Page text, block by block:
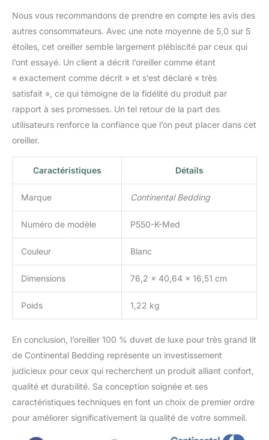
Nous vous recommandons de prendre en compte les avis des
autres consommateurs. Avec une note moyenne de 5,0 sur 5
étoiles, cet oreiller semble largement plébiscité par ceux qui
l’ont essayé. Un client a décrit l’oreiller comme étant
« exactement comme décrit » et s’est déclaré « très
satisfait », ce qui témoigne de la fidélité du produit par
rapport à ses promesses. Un tel retour de la part des
utilisateurs renforce la confiance que l’on peut placer dans cet
oreiller.
Caractéristiques Détails
Marque Continental Bedding
Numéro de modèle P550-K-Med
Couleur Blanc
Dimensions 76,2 x 40,64 x 16,51 cm
Poids 1,22 kg
En conclusion, l’oreiller 100 % duvet de luxe pour très grand lit
de Continental Bedding représente un investissement
judicieux pour ceux qui recherchent un produit alliant confort,
qualité et durabilité. Sa conception soignée et ses
caractéristiques techniques en font un choix de premier ordre
pour améliorer significativement la qualité de votre sommeil.